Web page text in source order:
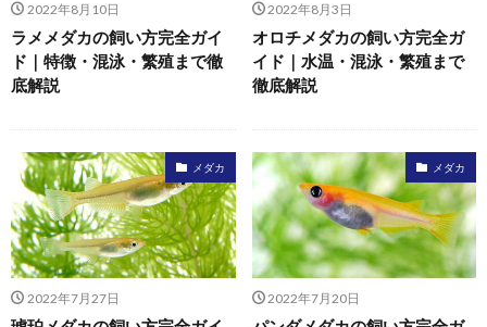
2022年8月10日
ラメメダカの飼い方完全ガイ
ド｜特徴・混泳・繁殖まで徹
底解説
2022年8月3日
オロチメダカの飼い方完全ガ
イド｜水温・混泳・繁殖まで
徹底解説
メダカ
2022年7月27日
メダカ
2022年7月20日